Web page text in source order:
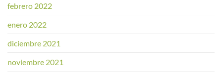
febrero 2022
enero 2022
diciembre 2021
noviembre 2021